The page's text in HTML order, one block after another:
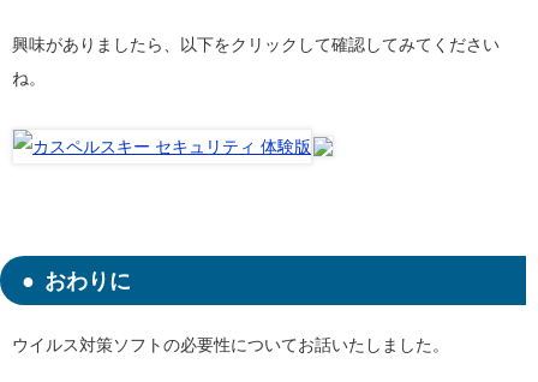
興味がありましたら、以下をクリックして確認してみてください
ね。
おわりに
ウイルス対策ソフトの必要性についてお話いたしました。